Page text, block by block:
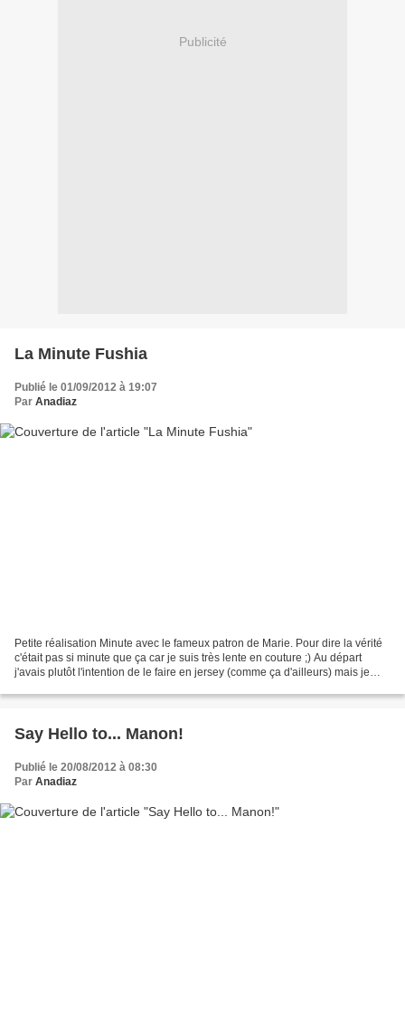
Publicité
La Minute Fushia
Publié le 01/09/2012 à 19:07
Par Anadiaz
Petite réalisation Minute avec le fameux patron de Marie. Pour dire la vérité
c'était pas si minute que ça car je suis très lente en couture ;) Au départ
j'avais plutôt l'intention de le faire en jersey (comme ça d'ailleurs) mais je
Say Hello to... Manon!
Publié le 20/08/2012 à 08:30
Par Anadiaz